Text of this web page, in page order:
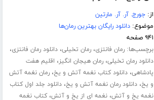
از:جورج. آر. آر. مارتین
موضوع:دانلود رایگان بهترین رمان‌ها
۹۴۱ صفحه
برچسب‌ها:رمان فانتزی،رمان تخیلی،دانلود رمان فانتزی،
دانلود رمان تخیلی،رمان هیجان انگیز، اقلیم هفت
پادشاهی،دانلود کتاب نغمه آتش و یخ،رمان نغمه آتش
و یخ،دانلود رمان نغمه آتش و یخ،دانلود جلد اول کتاب
نغمه یخ و آتش،نغمه ای از یخ و آتش،کتاب نغمه